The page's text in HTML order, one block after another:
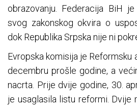
obrazovanju. Federacija BiH
svog zakonskog okvira o
dok Republika Srpska nije ni
Evropska komisija je Reformsku
decembru prošle godine, a
nacrta. Prije dvije godine, 30.
je usaglasila listu reformi. Dvije